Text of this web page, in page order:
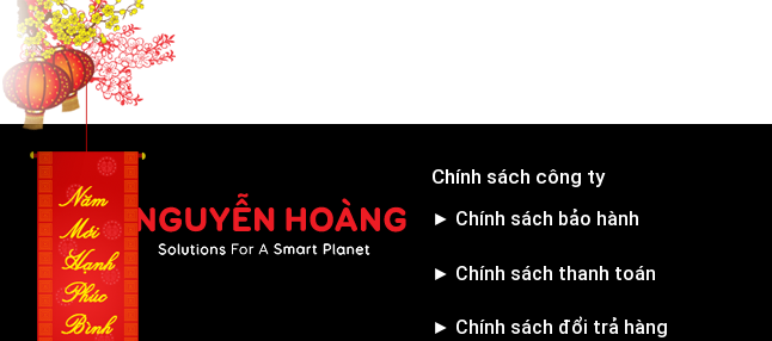
Skip
to
content
Trụ sở
Chính sách công ty
► Chính sách bảo hành
► Chính sách thanh toán
► Chính sách đổi trả hàng